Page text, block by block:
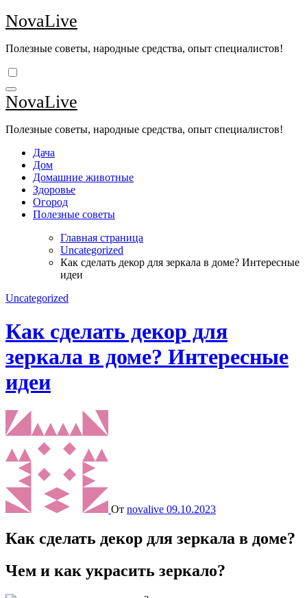
Перейти
к
NovaLive
Полезные советы, народные средства, опыт специалистов!
NovaLive
Полезные советы, народные средства, опыт специалистов!
Дача
Дом
Домашние животные
Здоровье
Огород
Полезные советы
Главная страница
Uncategorized
Как сделать декор для зеркала в доме? Интересные
идеи
Uncategorized
Как сделать декор для
зеркала в доме? Интересные
идеи
От novalive 09.10.2023
Как сделать декор для зеркала в доме?
Чем и как украсить зеркало?